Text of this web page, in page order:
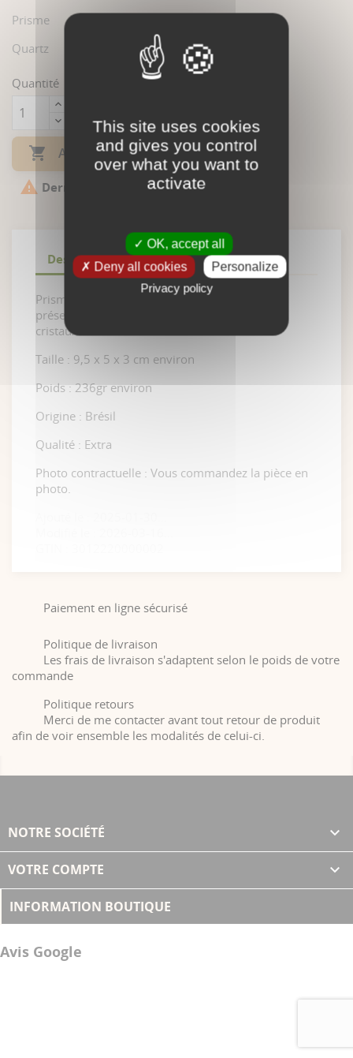
Prisme
Quartz
Quantité
 AJOUTER AU PANIER
 Derniers articles en stock
Description Détails du produit
Prisme poli de quartz type agate/calcédoine
présentant une cavité tapissée de très beaux
cristaux.
Taille : 9,5 x 5 x 3 cm environ
Poids : 236gr environ
Origine : Brésil
Qualité : Extra
Photo contractuelle : Vous commandez la pièce en
photo.
Paiement en ligne sécurisé
Politique de livraison
Les frais de livraison s'adaptent selon le poids de votre
commande
Politique retours
Merci de me contacter avant tout retour de produit
afin de voir ensemble les modalités de celui-ci.
NOTRE SOCIÉTÉ 
VOTRE COMPTE 
INFORMATION BOUTIQUE
Avis Google
This site uses cookies
and gives you control
over what you want to
activate
OK, accept all
Deny all cookies
Personalize
Privacy policy